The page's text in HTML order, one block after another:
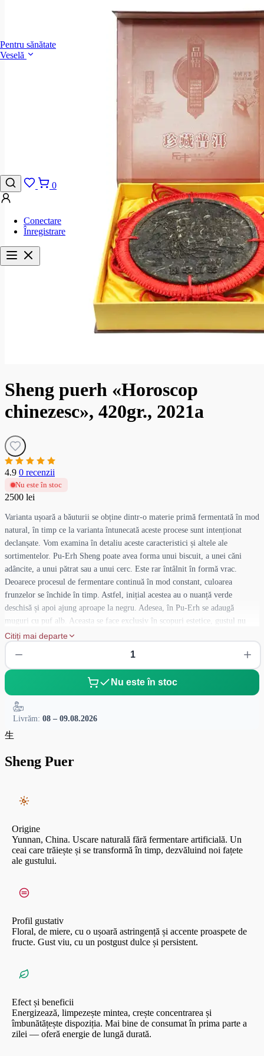
Pentru sănătate
Veselă
0
Conectare
Înregistrare
Sheng puerh «Horoscop
chinezesc», 420gr., 2021a
4.9 0 recenzii
Nu este în stoc
2500 lei
Varianta ușoară a băuturii se obține dintr-o materie primă fermentată în mod
natural, în timp ce la varianta întunecată aceste procese sunt intenționat
declanșate. Vom examina în detaliu aceste caracteristici și altele ale
sortimentelor. Pu-Erh Sheng poate avea forma unui biscuit, a unei căni
adâncite, a unui pătrat sau a unui cerc. Este rar întâlnit în formă vrac.
Deoarece procesul de fermentare continuă în mod constant, culoarea
frunzelor se închide în timp. Astfel, inițial acestea au o nuanță verde
deschisă și apoi ajung aproape la negru. Adesea, în Pu-Erh se adaugă
muguri cu puf alb. Aceasta se face exclusiv în scopuri estetice, gustul nu
este afectat de puf.
Citiți mai departe
Nu este în stoc
Livrăm: 08 – 09.08.2026
生
Sheng Puer
Origine
Yunnan, China. Uscare naturală fără fermentare artificială. Un
ceai care trăiește și se transformă în timp, dezvăluind noi fațete
ale gustului.
Profil gustativ
Floral, de miere, cu o ușoară astringență și accente proaspete de
fructe. Gust viu, cu un postgust dulce și persistent.
Efect și beneficii
Energizează, limpezește mintea, crește concentrarea și
îmbunătățește dispoziția. Mai bine de consumat în prima parte a
zilei — oferă energie de lungă durată.